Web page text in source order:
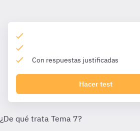
Con respuestas justificadas
Hacer test